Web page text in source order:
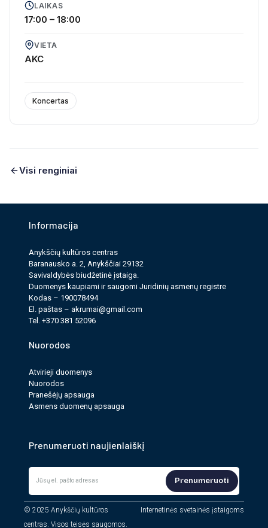
LAIKAS
17:00 – 18:00
VIETA
AKC
Koncertas
Visi renginiai
Informacija
Anykščių kultūros cen­tras
Baranausko a. 2, Anykščiai 29132
Savi­valdy­bės biudžet­inė įstaiga.
Duomenys kau­pi­ami ir saugomi Juri­dinių asmenų reg­istre
Kodas – 190078494
El. paš­tas – akrumai@gmail.com
Tel. +370 381 52096
Nuorodos
Atvirieji duomenys
Nuorodos
Pranešėjų apsauga
Asmens duomenų apsauga
Prenumeruoti naujienlaiškį
Prenumeruoti
© 2025 Anykščių kultūros
centras. Visos teisės saugomos.
Internetinės svetainės įstaigoms